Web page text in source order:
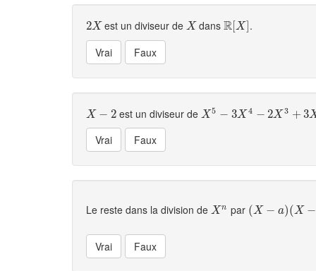
2X
2X est un diviseur de X
X dansR[X]
R[X] .
X − 2
X− 2 est un diviseur deX5 − 3X 4 − 2X 3 + 3
X5− 3X 4−2X 3+ 3X2+ 7X +6
Le reste dans la division de Xn
Xn par (X − a)(X −
(X− a)( X−b)